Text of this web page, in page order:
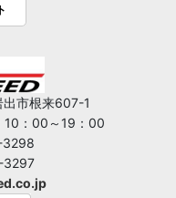
市根来607-1
：00～19：00
3298
3297